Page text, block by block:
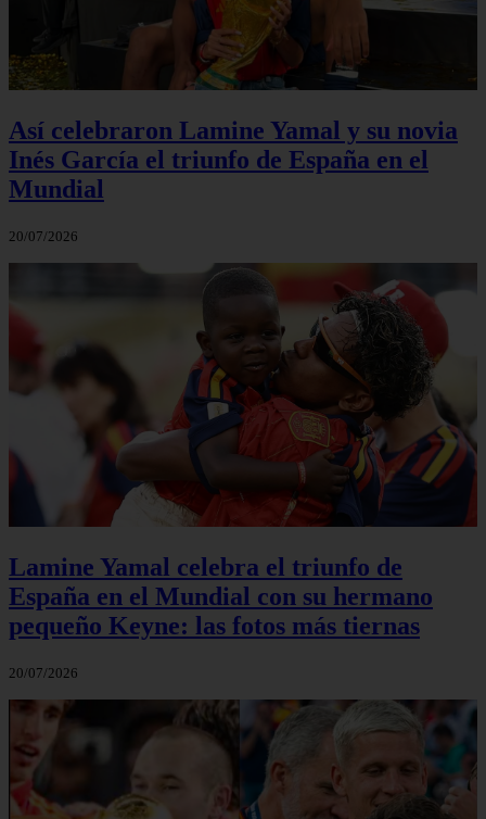
Así celebraron Lamine Yamal y su novia
Inés García el triunfo de España en el
Mundial
20/07/2026
Lamine Yamal celebra el triunfo de
España en el Mundial con su hermano
pequeño Keyne: las fotos más tiernas
20/07/2026